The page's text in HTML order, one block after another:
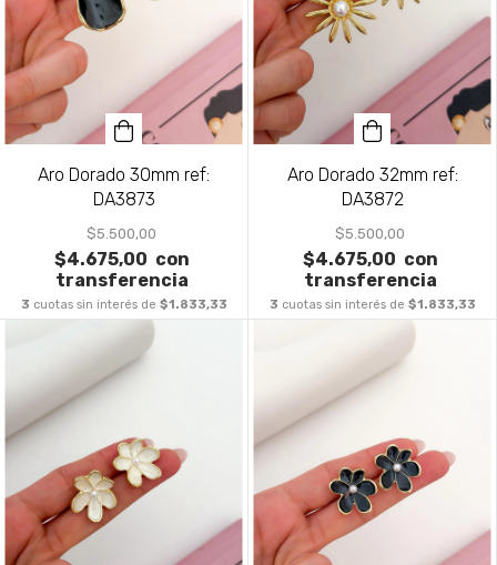
Aro Dorado 30mm ref:
DA3873
$5.500,00
$4.675,00 con
transferencia
3 cuotas sin interés de $1.833,33
Aro Dorado 32mm ref:
DA3872
$5.500,00
$4.675,00 con
transferencia
3 cuotas sin interés de $1.833,33